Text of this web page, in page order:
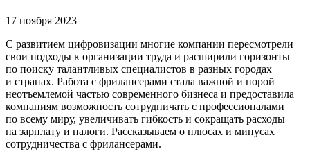
17 ноября 2023
С развитием цифровизации многие компании пересмотрели
свои подходы к организации труда и расширили горизонты
по поиску талантливых специалистов в разных городах
и странах. Работа с фрилансерами стала важной и порой
неотъемлемой частью современного бизнеса и предоставила
компаниям возможность сотрудничать с профессионалами
по всему миру, увеличивать гибкость и сокращать расходы
на зарплату и налоги. Рассказываем о плюсах и минусах
сотрудничества с фрилансерами.